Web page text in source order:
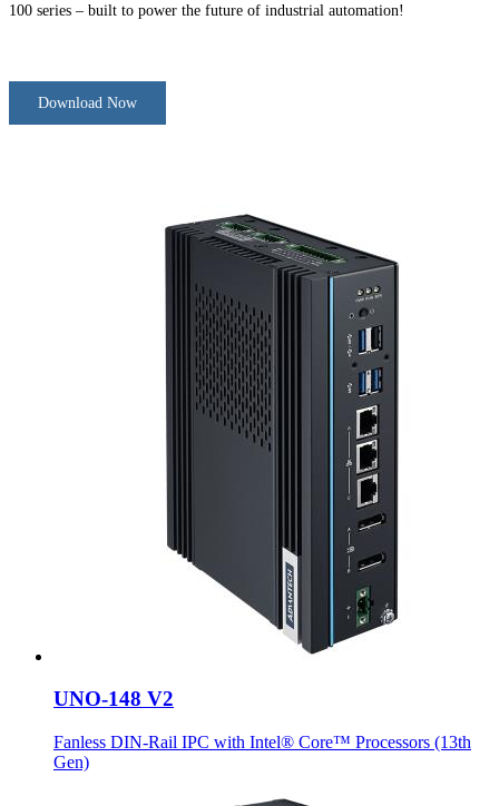
100 series – built to power the future of industrial automation!
Download Now
UNO-148 V2
Fanless DIN-Rail IPC with Intel® Core™ Processors (13th
Gen)